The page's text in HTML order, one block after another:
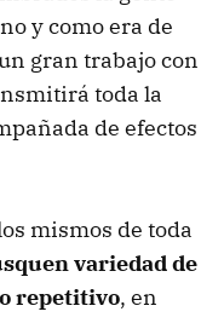
y como era de
gran trabajo con
toda la
de efectos
mismos de toda
variedad de
repetitivo, en